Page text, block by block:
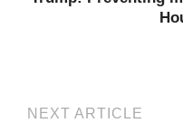
NEXT ARTICLE